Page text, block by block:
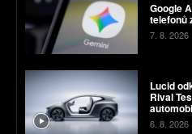
Google
telefonů
7. 8. 2026
Lucid
Rival
chyby
6. 8. 2026